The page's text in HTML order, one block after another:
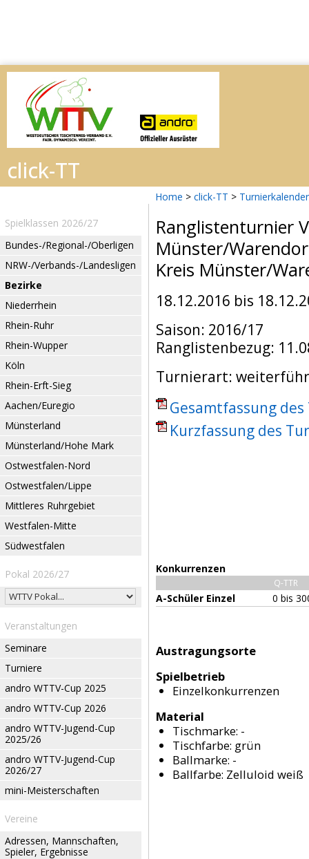
Home > click-TT > Turnierkalender
Spielklassen 2026/27
Bundes-/Regional-/Oberligen
NRW-/Verbands-/Landesligen
Bezirke
Niederrhein
Rhein-Ruhr
Rhein-Wupper
Köln
Rhein-Erft-Sieg
Aachen/Euregio
Münsterland
Münsterland/Hohe Mark
Ostwestfalen-Nord
Ostwestfalen/Lippe
Mittleres Ruhrgebiet
Westfalen-Mitte
Südwestfalen
Pokal 2026/27
Veranstaltungen
Seminare
Turniere
andro WTTV-Cup 2025
andro WTTV-Cup 2026
andro WTTV-Jugend-Cup
2025/26
andro WTTV-Jugend-Cup
2026/27
mini-Meisterschaften
Vereine
Adressen, Mannschaften,
Spieler, Ergebnisse
Ranglistenturnier
Münster/
Kreis Münster/
18.12.2016 bis
Saison: 2016/17
Ranglistenbezug:
Turnierart:
Gesamtfassung
Kurzfassung des
Konkurrenzen
Q-TTR
A-Schüler Einzel 0 bis
Austragungsorte
Spielbetrieb
Einzelkonkurrenzen
Material
Tischmarke: -
Tischfarbe: grün
Ballmarke: -
Ballfarbe: Zelluloid weiß